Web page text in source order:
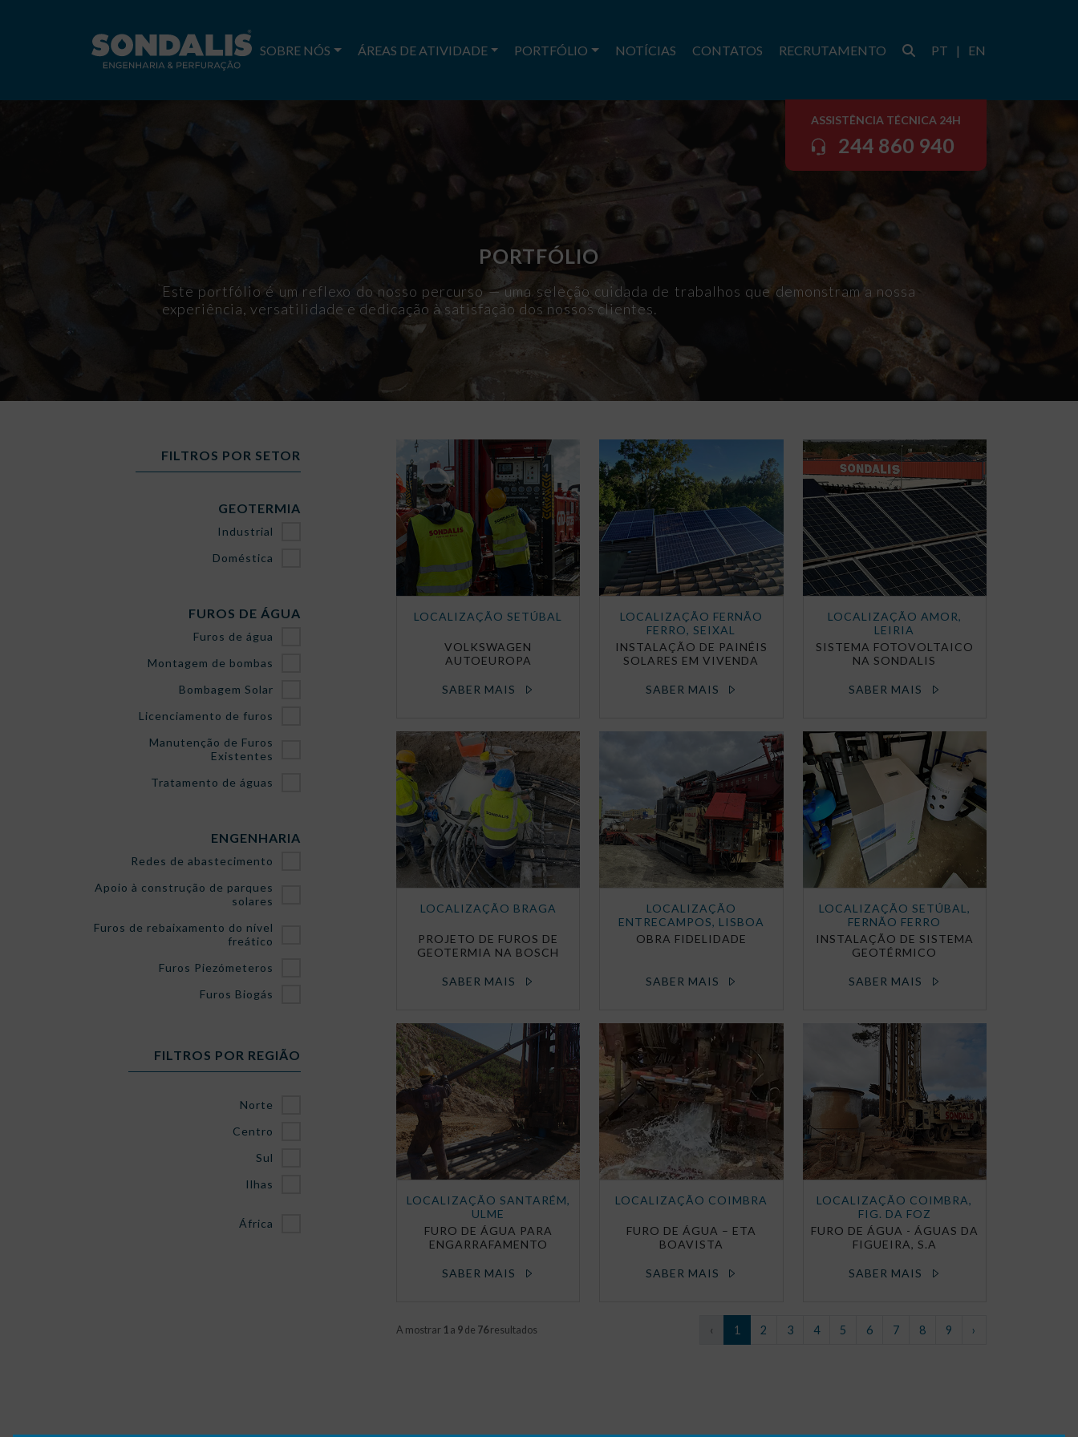
SOBRE NÓS ÁREAS DE ATIVIDADE PORTFÓLIO NOTÍCIAS CONTATOS RECRUTAMENTO PT | EN
ASSISTÊNCIA TÉCNICA 24H
244 860 940
PORTFÓLIO
Este portfólio é um reflexo do nosso percurso — uma seleção cuidada de trabalhos que demonstram a nossa
experiência, versatilidade e dedicação à satisfação dos nossos clientes.
FILTROS POR SETOR
GEOTERMIA
Industrial
Doméstica
FUROS DE ÁGUA
Furos de água
Montagem de bombas
Bombagem Solar
Licenciamento de furos
Manutenção de Furos
Existentes
Tratamento de águas
ENGENHARIA
Redes de abastecimento
Apoio à construção de parques
solares
Furos de rebaixamento do nível
freático
Furos Piezómeteros
Furos Biogás
FILTROS POR REGIÃO
Norte
Centro
Sul
Ilhas
África
LOCALIZAÇÃO SETÚBAL
VOLKSWAGEN
AUTOEUROPA
SABER MAIS
LOCALIZAÇÃO FERNÃO
FERRO, SEIXAL
INSTALAÇÃO DE PAINÉIS
SOLARES EM VIVENDA
SABER MAIS
LOCALIZAÇÃO AMOR,
LEIRIA
SISTEMA FOTOVOLTAICO
NA SONDALIS
SABER MAIS
LOCALIZAÇÃO BRAGA
PROJETO DE FUROS DE
GEOTERMIA NA BOSCH
SABER MAIS
LOCALIZAÇÃO
ENTRECAMPOS, LISBOA
OBRA FIDELIDADE
SABER MAIS
LOCALIZAÇÃO SETÚBAL,
FERNÃO FERRO
INSTALAÇÃO DE SISTEMA
GEOTÉRMICO
SABER MAIS
LOCALIZAÇÃO SANTARÉM,
ULME
FURO DE ÁGUA PARA
ENGARRAFAMENTO
SABER MAIS
LOCALIZAÇÃO COIMBRA
FURO DE ÁGUA – ETA
BOAVISTA
SABER MAIS
LOCALIZAÇÃO COIMBRA,
FIG. DA FOZ
FURO DE ÁGUA - ÁGUAS DA
FIGUEIRA, S.A
SABER MAIS
A mostrar 1 a 9 de 76resultados ‹ 1 2 3 4 5 6 7 8 9 ›